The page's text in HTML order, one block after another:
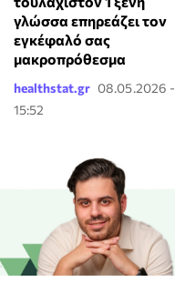
γλώσσα επηρεάζει τον
εγκέφαλό σας
μακροπρόθεσμα
healthstat.gr 08.05.2026 -
15:52